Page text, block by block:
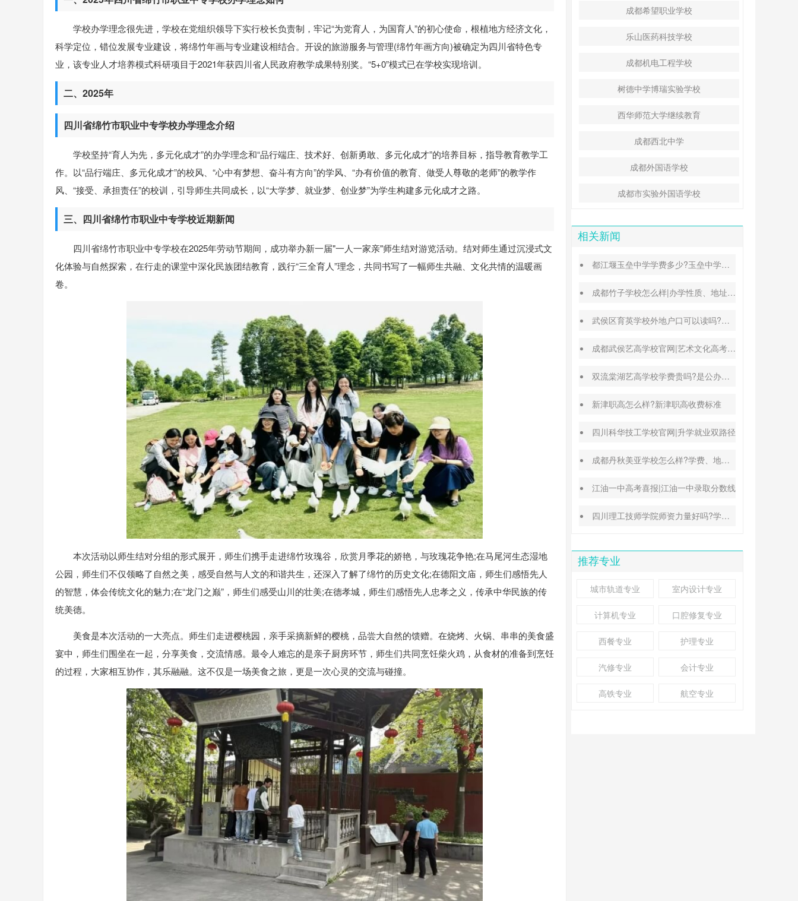
学校办学理念很先进，学校在党组织领导下实行校长负责制，牢记“为党育人，为国育人”的初心使命，根植地方经济文化，
科学定位，错位发展专业建设，将绵竹年画与专业建设相结合。开设的旅游服务与管理(绵竹年画方向)被确定为四川省特色专
业，该专业人才培养模式科研项目于2021年获四川省人民政府教学成果特别奖。“5+0”模式已在学校实现培训。
二、2025年
四川省绵竹市职业中专学校办学理念介绍
学校坚持“育人为先，多元化成才”的办学理念和“品行端庄、技术好、创新勇敢、多元化成才”的培养目标，指导教育教学工
作。以“品行端庄、多元化成才”的校风、“心中有梦想、奋斗有方向”的学风、“办有价值的教育、做受人尊敬的老师”的教学作
风、“接受、承担责任”的校训，引导师生共同成长，以“大学梦、就业梦、创业梦”为学生构建多元化成才之路。
三、四川省绵竹市职业中专学校近期新闻
四川省绵竹市职业中专学校在2025年劳动节期间，成功举办新一届"一人一家亲"师生结对游览活动。结对师生通过沉浸式文
化体验与自然探索，在行走的课堂中深化民族团结教育，践行“三全育人”理念，共同书写了一幅师生共融、文化共情的温暖画
卷。
本次活动以师生结对分组的形式展开，师生们携手走进绵竹玫瑰谷，欣赏月季花的娇艳，与玫瑰花争艳;在马尾河生态湿地
公园，师生们不仅领略了自然之美，感受自然与人文的和谐共生，还深入了解了绵竹的历史文化;在德阳文庙，师生们感悟先人
的智慧，体会传统文化的魅力;在“龙门之巅”，师生们感受山川的壮美;在德孝城，师生们感悟先人忠孝之义，传承中华民族的传
统美德。
美食是本次活动的一大亮点。师生们走进樱桃园，亲手采摘新鲜的樱桃，品尝大自然的馈赠。在烧烤、火锅、串串的美食盛
宴中，师生们围坐在一起，分享美食，交流情感。最令人难忘的是亲子厨房环节，师生们共同烹饪柴火鸡，从食材的准备到烹饪
的过程，大家相互协作，其乐融融。这不仅是一场美食之旅，更是一次心灵的交流与碰撞。
成都希望职业学校
乐山医药科技学校
成都机电工程学校
树德中学博瑞实验学校
西华师范大学继续教育
成都西北中学
成都外国语学校
成都市实验外国语学校
相关新闻
都江堰玉垒中学学费多少?玉垒中学录取分数线
成都竹子学校怎么样|办学性质、地址、学费汇总
武侯区育英学校外地户口可以读吗?转学插班条件
成都武侯艺高学校官网|艺术文化高考班能高考吗
双流棠湖艺高学校学费贵吗?是公办还是民办
新津职高怎么样?新津职高收费标准
四川科华技工学校官网|升学就业双路径
成都丹秋美亚学校怎么样?学费、地址、办学特色汇总
江油一中高考喜报|江油一中录取分数线
四川理工技师学院师资力量好吗?学校地址在哪里
推荐专业
城市轨道专业 室内设计专业
计算机专业 口腔修复专业
西餐专业 护理专业
汽修专业 会计专业
高铁专业 航空专业